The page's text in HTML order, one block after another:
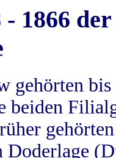
- 1866
gehörten
beiden
Doderlage